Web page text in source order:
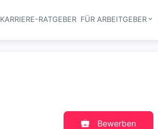
Haupt-Navigation
KARRIERE-RATGEBER FÜR ARBEITGEBER
Bewerben